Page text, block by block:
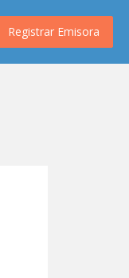
Registrar Emisora